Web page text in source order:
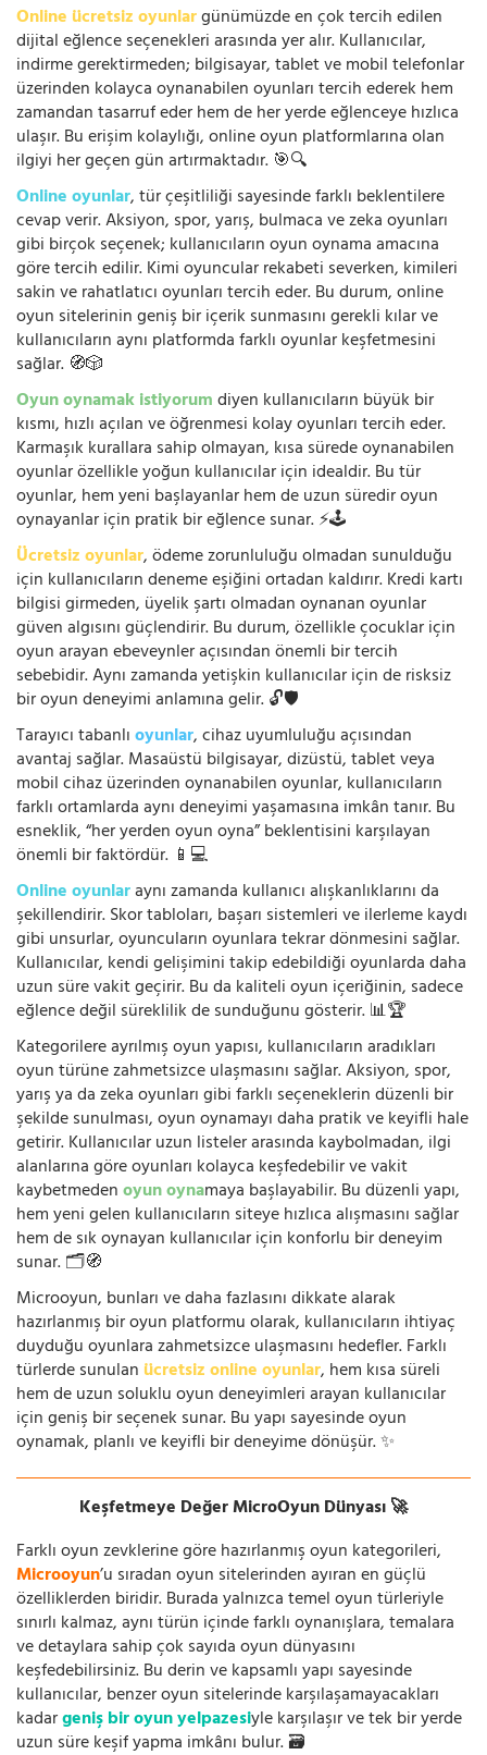
Online ücretsiz oyunlargünümüzde en çok tercih edilen
dijital eğlence seçenekleri arasında yer alır. Kullanıcılar,
indirme gerektirmeden; bilgisayar, tablet ve mobil telefonlar
üzerinden kolayca oynanabilen oyunları tercih ederek hem
zamandan tasarruf eder hem de her yerde eğlenceye hızlıca
ulaşır. Bu erişim kolaylığı, online oyun platformlarına olan
ilgiyi her geçen gün artırmaktadır. 🎯🔍
Online oyunlar, tür çeşitliliği sayesinde farklı beklentilere
cevap verir. Aksiyon, spor, yarış, bulmaca ve zeka oyunları
gibi birçok seçenek; kullanıcıların oyun oynama amacına
göre tercih edilir. Kimi oyuncular rekabeti severken, kimileri
sakin ve rahatlatıcı oyunları tercih eder. Bu durum, online
oyun sitelerinin geniş bir içerik sunmasını gerekli kılar ve
kullanıcıların aynı platformda farklı oyunlar keşfetmesini
sağlar. 🧭🎲
Oyun oynamak istiyorumdiyen kullanıcıların büyük bir
kısmı, hızlı açılan ve öğrenmesi kolay oyunları tercih eder.
Karmaşık kurallara sahip olmayan, kısa sürede oynanabilen
oyunlar özellikle yoğun kullanıcılar için idealdir. Bu tür
oyunlar, hem yeni başlayanlar hem de uzun süredir oyun
oynayanlar için pratik bir eğlence sunar. ⚡🕹️
Ücretsiz oyunlar, ödeme zorunluluğu olmadan sunulduğu
için kullanıcıların deneme eşiğini ortadan kaldırır. Kredi kartı
bilgisi girmeden, üyelik şartı olmadan oynanan oyunlar
güven algısını güçlendirir. Bu durum, özellikle çocuklar için
oyun arayan ebeveynler açısından önemli bir tercih
sebebidir. Aynı zamanda yetişkin kullanıcılar için de risksiz
bir oyun deneyimi anlamına gelir. 🔓🛡️
Tarayıcı tabanlıoyunlar, cihaz uyumluluğu açısından
avantaj sağlar. Masaüstü bilgisayar, dizüstü, tablet veya
mobil cihaz üzerinden oynanabilen oyunlar, kullanıcıların
farklı ortamlarda aynı deneyimi yaşamasına imkân tanır. Bu
esneklik, “her yerden oyun oyna” beklentisini karşılayan
önemli bir faktördür. 📱💻
Online oyunlaraynı zamanda kullanıcı alışkanlıklarını da
şekillendirir. Skor tabloları, başarı sistemleri ve ilerleme kaydı
gibi unsurlar, oyuncuların oyunlara tekrar dönmesini sağlar.
Kullanıcılar, kendi gelişimini takip edebildiği oyunlarda daha
uzun süre vakit geçirir. Bu da kaliteli oyun içeriğinin, sadece
eğlence değil süreklilik de sunduğunu gösterir. 📊🏆
Kategorilere ayrılmış oyun yapısı, kullanıcıların aradıkları
oyun türüne zahmetsizce ulaşmasını sağlar. Aksiyon, spor,
yarış ya da zeka oyunları gibi farklı seçeneklerin düzenli bir
şekilde sunulması, oyun oynamayı daha pratik ve keyifli hale
getirir. Kullanıcılar uzun listeler arasında kaybolmadan, ilgi
alanlarına göre oyunları kolayca keşfedebilir ve vakit
kaybetmedenoyun oynamaya başlayabilir. Bu düzenli yapı,
hem yeni gelen kullanıcıların siteye hızlıca alışmasını sağlar
hem de sık oynayan kullanıcılar için konforlu bir deneyim
sunar. 🗂️🧭
Microoyun, bunları ve daha fazlasını dikkate alarak
hazırlanmış bir oyun platformu olarak, kullanıcıların ihtiyaç
duyduğu oyunlara zahmetsizce ulaşmasını hedefler. Farklı
türlerde sunulan ücretsiz online oyunlar, hem kısa süreli
hem de uzun soluklu oyun deneyimleri arayan kullanıcılar
için geniş bir seçenek sunar. Bu yapı sayesinde oyun
oynamak, planlı ve keyifli bir deneyime dönüşür. ✨
Keşfetmeye Değer MicroOyun Dünyası 🚀
Farklı oyun zevklerine göre hazırlanmış oyun kategorileri,
Microoyun’u sıradan oyun sitelerinden ayıran en güçlü
özelliklerden biridir. Burada yalnızca temel oyun türleriyle
sınırlı kalmaz, aynı türün içinde farklı oynanışlara, temalara
ve detaylara sahip çok sayıda oyun dünyasını
keşfedebilirsiniz. Bu derin ve kapsamlı yapı sayesinde
kullanıcılar, benzer oyun sitelerinde karşılaşamayacakları
kadargeniş bir oyun yelpazesiyle karşılaşır ve tek bir yerde
uzun süre keşif yapma imkânı bulur. 🗃️